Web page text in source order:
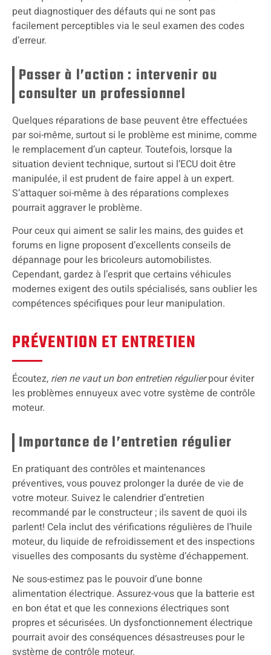
peut diagnostiquer des défauts qui ne sont pas
facilement perceptibles via le seul examen des codes
d’erreur.
Passer à l’action : intervenir ou
consulter un professionnel
Quelques réparations de base peuvent être effectuées
par soi-même, surtout si le problème est minime, comme
le remplacement d’un capteur. Toutefois, lorsque la
situation devient technique, surtout si l’ECU doit être
manipulée, il est prudent de faire appel à un expert.
S’attaquer soi-même à des réparations complexes
pourrait aggraver le problème.
Pour ceux qui aiment se salir les mains, des guides et
forums en ligne proposent d’excellents conseils de
dépannage pour les bricoleurs automobilistes.
Cependant, gardez à l’esprit que certains véhicules
modernes exigent des outils spécialisés, sans oublier les
compétences spécifiques pour leur manipulation.
PRÉVENTION ET ENTRETIEN
Écoutez, rien ne vaut un bon entretien régulierpour éviter
les problèmes ennuyeux avec votre système de contrôle
moteur.
Importance de l’entretien régulier
En pratiquant des contrôles et maintenances
préventives, vous pouvez prolonger la durée de vie de
votre moteur. Suivez le calendrier d’entretien
recommandé par le constructeur ; ils savent de quoi ils
parlent! Cela inclut des vérifications régulières de l’huile
moteur, du liquide de refroidissement et des inspections
visuelles des composants du système d’échappement.
Ne sous-estimez pas le pouvoir d’une bonne
alimentation électrique. Assurez-vous que la batterie est
en bon état et que les connexions électriques sont
propres et sécurisées. Un dysfonctionnement électrique
pourrait avoir des conséquences désastreuses pour le